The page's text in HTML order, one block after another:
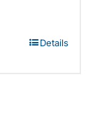
Details